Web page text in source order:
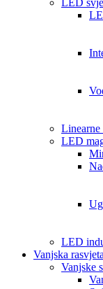
LED
LED
LED
Vanjska rasvjeta
Vanjske